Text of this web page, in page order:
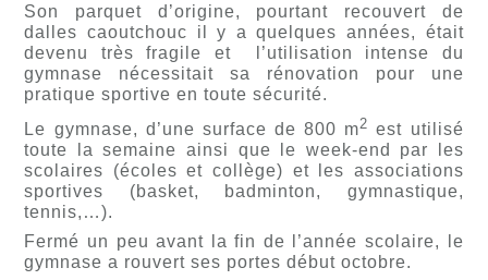
Son parquet d’origine, pourtant recouvert de
dalles caoutchouc il y a quelques années, était
devenu très fragile et l’utilisation intense du
gymnase nécessitait sa rénovation pour une
pratique sportive en toute sécurité.
Le gymnase, d’une surface de 800 m2 est utilisé
toute la semaine ainsi que le week-end par les
scolaires (écoles et collège) et les associations
sportives (basket, badminton, gymnastique,
tennis,…).
Fermé un peu avant la fin de l’année scolaire, le
gymnase a rouvert ses portes début octobre.